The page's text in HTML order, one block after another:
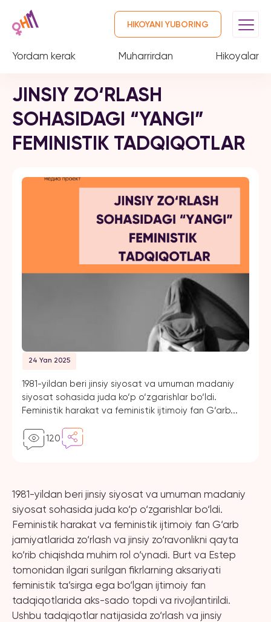
Yordam kerak Muharrirdan Hikoyalar
HIKOYANI YUBORING
JINSIY ZO‘RLASH
SOHASIDAGI “YANGI”
FEMINISTIK TADQIQOTLAR
24 Yan 2025
1981-yildan beri jinsiy siyosat va umuman madaniy
siyosat sohasida juda ko‘p o‘zgarishlar bo‘ldi.
Feministik harakat va feministik ijtimoiy fan G‘arb...
120
1981-yildan beri jinsiy siyosat va umuman madaniy
siyosat sohasida juda ko‘p o‘zgarishlar bo‘ldi.
Feministik harakat va feministik ijtimoiy fan G‘arb
jamiyatlarida zo‘rlash va jinsiy zo‘ravonlikni qayta
ko‘rib chiqishda muhim rol o‘ynadi. Burt va Estep
tomonidan ilgari surilgan fikrlarning aksariyati
feministik ta’sirga ega bo‘lgan ijtimoiy fan
tadqiqotlarida aks-sado topdi va rivojlantirildi.
Ushbu tadqiqotlar natijasida zo‘rlash va jinsiy